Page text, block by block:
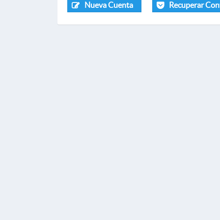
Nueva Cuenta Recuperar